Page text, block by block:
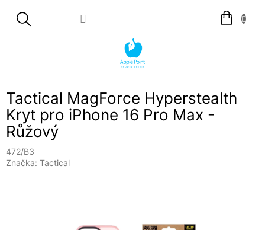
Nákupní
košík
Tactical MagForce Hyperstealth
Kryt pro iPhone 16 Pro Max -
Růžový
472/B3
Značka: Tactical